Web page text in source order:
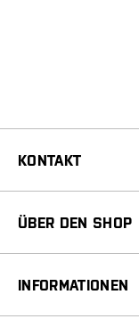
KONTAKT
ÜBER DEN SHOP
INFORMATIONEN